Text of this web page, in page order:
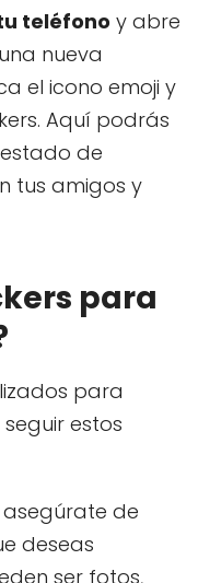
teléfono y abre
nueva
el icono emoji y
Aquí podrás
de
tus amigos y
para
para
estos
asegúrate de
deseas
ser fotos,